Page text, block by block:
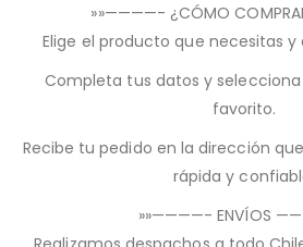
»»————- ¿CÓMO
Elige el producto que necesitas
Completa tus datos y
favorito.
Recibe tu pedido en la dirección
rápida y
»»————- ENVÍOS